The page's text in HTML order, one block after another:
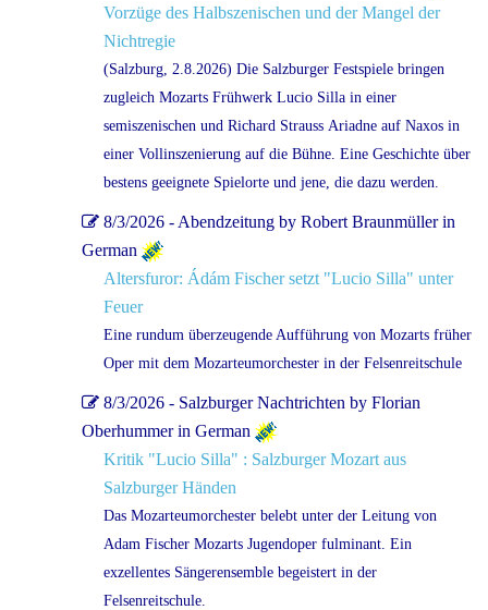
Vorzüge des Halbszenischen und der Mangel der
Nichtregie
(Salzburg, 2.8.2026) Die Salzburger Festspiele bringen
zugleich Mozarts Frühwerk Lucio Silla in einer
semiszenischen und Richard Strauss Ariadne auf Naxos in
einer Vollinszenierung auf die Bühne. Eine Geschichte über
bestens geeignete Spielorte und jene, die dazu werden.
8/3/2026 - Abendzeitung by Robert Braunmüller in
German
Altersfuror: Ádám Fischer setzt "Lucio Silla" unter
Feuer
Eine rundum überzeugende Aufführung von Mozarts früher
Oper mit dem Mozarteumorchester in der Felsenreitschule
8/3/2026 - Salzburger Nachtrichten by Florian
Oberhummer in German
Kritik "Lucio Silla" : Salzburger Mozart aus
Salzburger Händen
Das Mozarteumorchester belebt unter der Leitung von
Adam Fischer Mozarts Jugendoper fulminant. Ein
exzellentes Sängerensemble begeistert in der
Felsenreitschule.